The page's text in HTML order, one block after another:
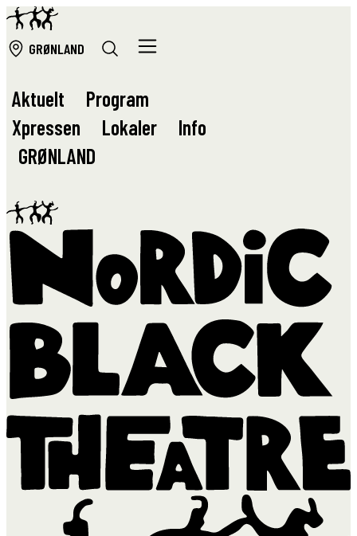
GRØNLAND
Aktuelt
Program
Xpressen
Lokaler
Info
GRØNLAND